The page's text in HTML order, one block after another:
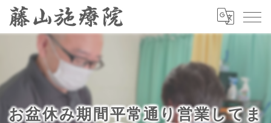
お盆休み期間平常通り営業してま